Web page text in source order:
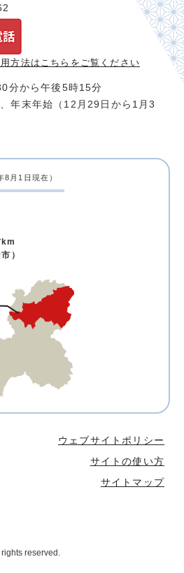
方法は こちらをご覧ください
分から午後5時15分
年末年始（12月29日から1月3
8月1日現在）
km
）
ウェブサイトポリシー
サイトの使い方
サイトマップ
reserved.